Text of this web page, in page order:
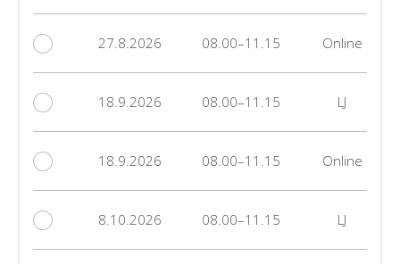
27.8.2026 08.00–11.15 Online
18.9.2026 08.00–11.15 LJ
18.9.2026 08.00–11.15 Online
8.10.2026 08.00–11.15 LJ